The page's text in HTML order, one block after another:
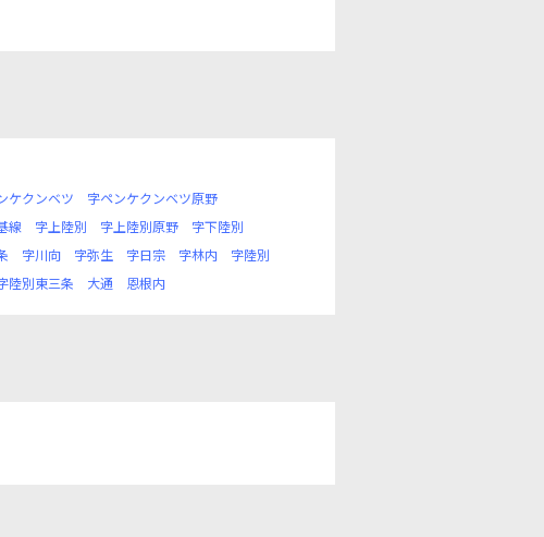
ケクンベツ
字ペンケクンベツ原野
線 字上陸別 字上陸別原野
字下陸別
字川向 字弥生 字日宗 字林内
字陸別
陸別東三条 大通 恩根内